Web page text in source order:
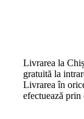
Livrarea la
gratuită la
Livrarea în
efectuează prin